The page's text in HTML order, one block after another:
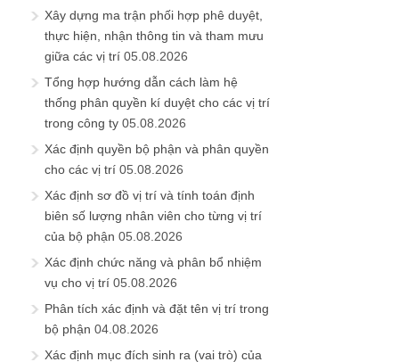
Xây dựng ma trận phối hợp phê duyệt,
thực hiện, nhận thông tin và tham mưu
giữa các vị trí 05.08.2026
Tổng hợp hướng dẫn cách làm hệ
thống phân quyền kí duyệt cho các vị trí
trong công ty 05.08.2026
Xác định quyền bộ phận và phân quyền
cho các vị trí 05.08.2026
Xác định sơ đồ vị trí và tính toán định
biên số lượng nhân viên cho từng vị trí
của bộ phận 05.08.2026
Xác định chức năng và phân bổ nhiệm
vụ cho vị trí 05.08.2026
Phân tích xác định và đặt tên vị trí trong
bộ phận 04.08.2026
Xác định mục đích sinh ra (vai trò) của